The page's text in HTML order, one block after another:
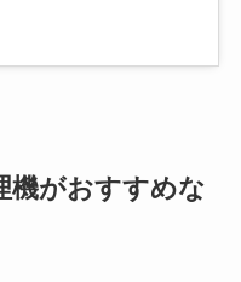
機がおすすめな